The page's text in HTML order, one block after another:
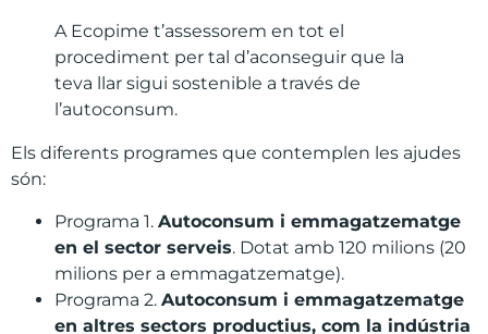
A Ecopime t’assessorem en tot el
procediment per tal d’aconseguir que la
teva llar sigui sostenible a través de
l’autoconsum.
Els diferents programes que contemplen les ajudes
són:
Programa 1. Autoconsum i emmagatzematge
en el sector serveis. Dotat amb 120 milions (20
milions per a emmagatzematge).
Programa 2. Autoconsum i emmagatzematge
en altres sectors productius, com la indústria